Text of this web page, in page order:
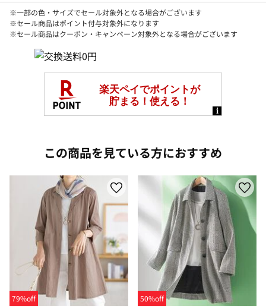
※一部の色・サイズでセール対象外となる場合がございます
※セール商品はポイント付与対象外になります
※セール商品はクーポン・キャンペーン対象外となる場合がございます
この商品を見ている方におすすめ
79%off
50%off